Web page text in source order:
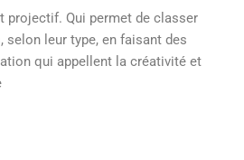
projectif. Qui permet de classer
selon leur type, en faisant des
qui appellent la créativité et